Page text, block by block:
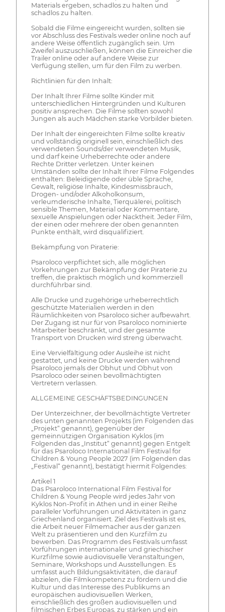
Materials ergeben, schadlos zu halten und
schadlos zu halten.
Sobald die Filme eingereicht wurden, sollten sie
vor Abschluss des Festivals weder online noch auf
andere Weise öffentlich zugänglich sein. Um
Zweifel auszuschließen, können die Einreicher die
Trailer online oder auf andere Weise zur
Verfügung stellen, um für den Film zu werben.
Richtlinien für den Inhalt:
Der Inhalt Ihrer Filme sollte Kinder mit
unterschiedlichen Hintergründen und Kulturen
positiv ansprechen. Die Filme sollten sowohl
Jungen als auch Mädchen starke Vorbilder bieten.
Der Inhalt der eingereichten Filme sollte kreativ
und vollständig originell sein, einschließlich des
verwendeten Sounds/der verwendeten Musik,
und darf keine Urheberrechte oder andere
Rechte Dritter verletzen. Unter keinen
Umständen sollte der Inhalt Ihrer Filme Folgendes
enthalten: Beleidigende oder üble Sprache,
Gewalt, religiöse Inhalte, Kindesmissbrauch,
Drogen- und/oder Alkoholkonsum,
verleumderische Inhalte, Tierquälerei, politisch
sensible Themen, Material oder Kommentare,
sexuelle Anspielungen oder Nacktheit. Jeder Film,
der einen oder mehrere der oben genannten
Punkte enthält, wird disqualifiziert.
Bekämpfung von Piraterie:
Psaroloco verpflichtet sich, alle möglichen
Vorkehrungen zur Bekämpfung der Piraterie zu
treffen, die praktisch möglich und kommerziell
durchführbar sind.
Alle Drucke und zugehörige urheberrechtlich
geschützte Materialien werden in den
Räumlichkeiten von Psaroloco sicher aufbewahrt.
Der Zugang ist nur für von Psaroloco nominierte
Mitarbeiter beschränkt, und der gesamte
Transport von Drucken wird streng überwacht.
Eine Vervielfältigung oder Ausleihe ist nicht
gestattet, und keine Drucke werden während
Psaroloco jemals der Obhut und Obhut von
Psaroloco oder seinen bevollmächtigten
Vertretern verlassen.
ALLGEMEINE GESCHÄFTSBEDINGUNGEN
Der Unterzeichner, der bevollmächtigte Vertreter
des unten genannten Projekts (im Folgenden das
„Projekt“ genannt), gegenüber der
gemeinnützigen Organisation Kyklos (im
Folgenden das „Institut“ genannt) gegen Entgelt
für das Psaroloco International Film Festival for
Children & Young People 2027 (im Folgenden das
„Festival“ genannt), bestätigt hiermit Folgendes:
Artikel 1
Das Psaroloco International Film Festival for
Children & Young People wird jedes Jahr von
Kyklos Non-Profit in Athen und in einer Reihe
paralleler Vorführungen und Aktivitäten in ganz
Griechenland organisiert. Ziel des Festivals ist es,
die Arbeit neuer Filmemacher aus der ganzen
Welt zu präsentieren und den Kurzfilm zu
bewerben. Das Programm des Festivals umfasst
Vorführungen internationaler und griechischer
Kurzfilme sowie audiovisuelle Veranstaltungen,
Seminare, Workshops und Ausstellungen. Es
umfasst auch Bildungsaktivitäten, die darauf
abzielen, die Filmkompetenz zu fördern und die
Kultur und das Interesse des Publikums an
europäischen audiovisuellen Werken,
einschließlich des großen audiovisuellen und
filmischen Erbes Europas, zu stärken und ein